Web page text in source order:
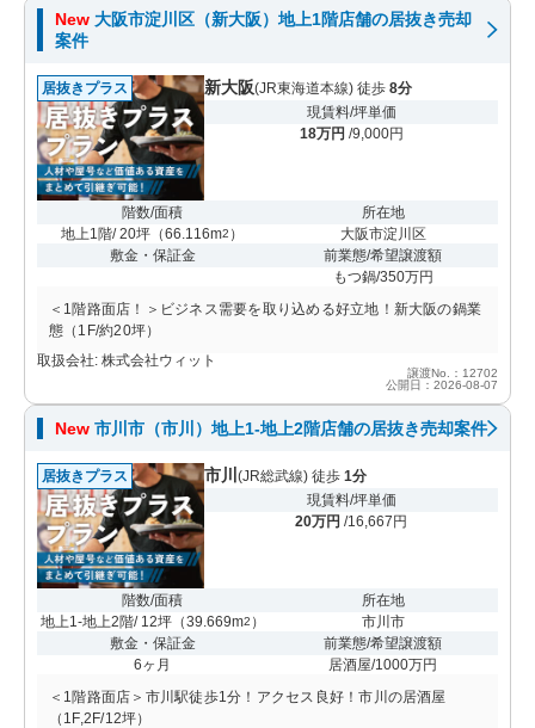
New 大阪市淀川区（新大阪）地上1階店舗の居抜き売却
案件
居抜きプラス 新大阪(JR東海道本線) 徒歩 8分
現賃料/坪単価
18万円 /9,000円
階数/面積
地上1階/ 20坪 （66.116m2 ）
所在地
大阪市淀川区
敷金・保証金
前業態/希望譲渡額
もつ鍋/350万円
＜1階路面店！＞ビジネス需要を取り込める好立地！新大阪の鍋業
態（1F/約20坪）
取扱会社: 株式会社ウィット
譲渡No.：12702
公開日：2026-08-07
New 市川市（市川）地上1-地上2階店舗の居抜き売却案件
居抜きプラス 市川 (JR総武線) 徒歩 1分
現賃料/坪単価
20万円 /16,667円
階数/面積
地上1-地上2階/ 12坪（39.669m2 ）
所在地
市川市
敷金・保証金
6ヶ月
前業態/希望譲渡額
居酒屋/1000万円
＜1階路面店＞市川駅徒歩1分！アクセス良好！市川の居酒屋
（1F,2F/12坪）